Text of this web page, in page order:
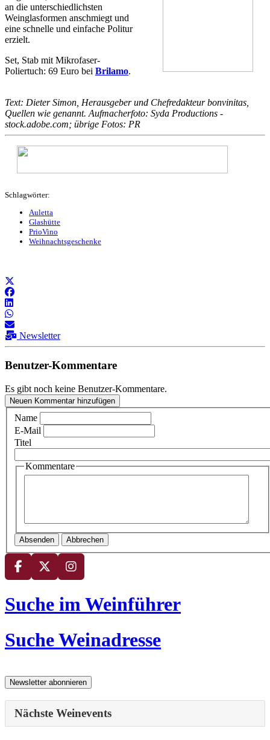
an die unterschiedlichsten
Weinglasformen anschmiegt und
eine schnelle und einfache Politur
erzielt.
Set, Stab mit Mikrofaser-
Poliertuch: 69 Euro bei Brilamo.
Text: Dieter Simon, Herausgeber und Chefredakteur bonvinitas,
Quellen wie genannt. Aufmacherfoto: Syda Productions -
stock.adobe.com; übrige Fotos: PR
Schlagwörter:
Auletta
Glashütte
PrioVino
Weihnachtsgeschenke
Newsletter
Benutzer-Kommentare
Es gibt noch keine Benutzer-Kommentare.
Neuen Kommentar hinzufügen
Name
E-Mail
Titel
Kommentare
Absenden Abbrechen
Suche im Weinführer
Suche Weinadresse
Nächste Weinevents